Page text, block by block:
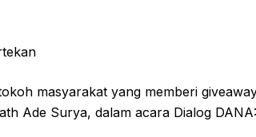
masyarakat yang memberi
Ade Surya, dalam acara Dialog